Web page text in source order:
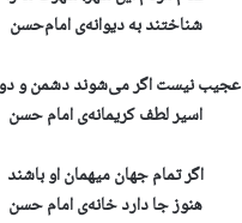
شناختند به دیوانه‌ی امام‌حسن
عجیب نیست اگر می‌شوند دشمن و
اسیر لطف کریمانه‌ی امام حسن
اگر تمام جهان میهمان او باشند
هنوز جا دارد خانه‌ی امام حسن